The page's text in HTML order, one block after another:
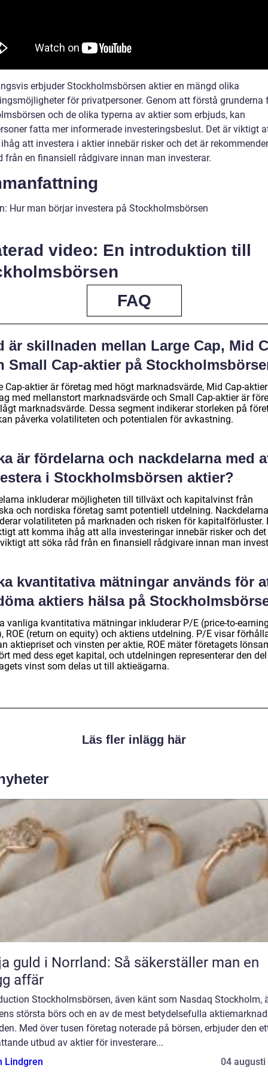
erbjuder Stockholmsbörsen aktier en mängd olika
för privatpersoner. Genom att förstå grunderna
och de olika typerna av aktier som erbjuds, kan
fatta mer informerade investeringsbeslut. Det är viktigt
att investera i aktier innebär risker och det är
från en finansiell rådgivare innan man investerar.
Hur man börjar investera på Stockholmsbörsen
video: En introduktion till
FAQ
är skillnaden mellan Large Cap, Mid
Small Cap-aktier på
Cap-aktier är företag med högt marknadsvärde, Mid Cap-
med mellanstort marknadsvärde och Small Cap-aktier är
marknadsvärde. Dessa segment indikerar storleken på
påverka volatiliteten och potentialen för avkastning.
är fördelarna och nackdelarna med
i Stockholmsbörsen aktier?
inkluderar möjligheten till tillväxt och kapitalvinst från
och nordiska företag samt potentiell utdelning. Nackdelarna
volatiliteten på marknaden och risken för kapitalförluster.
att komma ihåg att alla investeringar innebär risker och
att söka råd från en finansiell rådgivare innan man
kvantitativa mätningar används för
aktiers hälsa på
vanliga kvantitativa mätningar inkluderar P/E (price-to-
ROE (return on equity) och aktiens utdelning. P/E visar
aktiepriset och vinsten per aktie, ROE mäter företagets
med dess eget kapital, och utdelningen representerar den
vinst som delas ut till aktieägarna.
Läs fler inlägg här
guld i Norrland: Så säkerställer man en
affär
Stockholmsbörsen, även känt som Nasdaq Stockholm,
största börs och en av de mest betydelsefulla
Med över tusen företag noterade på börsen, erbjuder den
utbud av aktier för investerare...
Lindgren
04 augusti